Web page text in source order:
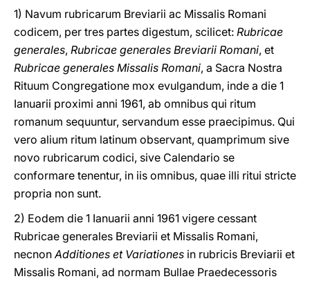
1) Navum rubricarum Breviarii ac Missalis Romani
codicem, per tres partes digestum, scilicet: Rubricae
generales, Rubricae generales Breviarii Romani, et
Rubricae generales Missalis Romani, a Sacra Nostra
Rituum Congregatione mox evulgandum, inde a die 1
Ianuarii proximi anni 1961, ab omnibus qui ritum
romanum sequuntur, servandum esse praecipimus. Qui
vero alium ritum latinum observant, quamprimum sive
novo rubricarum codici, sive Calendario se
conformare tenentur, in iis omnibus, quae illi ritui stricte
propria non sunt.
2) Eodem die 1 Ianuarii anni 1961 vigere cessant
Rubricae generales Breviarii et Missalis Romani,
necnonAdditiones et Variationes in rubricis Breviarii et
Missalis Romani, ad normam Bullae Praedecessoris